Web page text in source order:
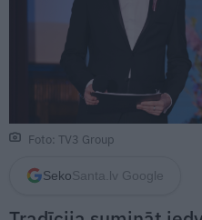
Foto: TV3 Group
Seko Santa.lv Google